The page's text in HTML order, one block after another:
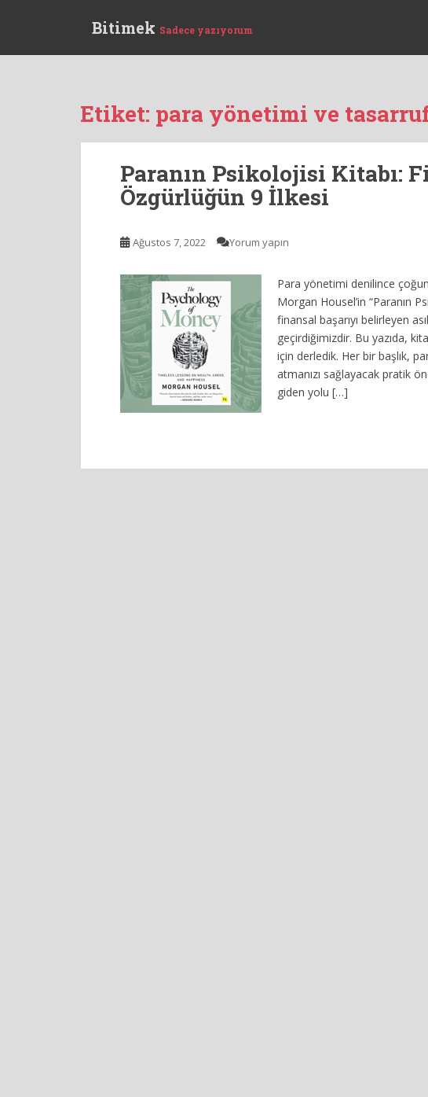
Bitimek Sadece yazıyorum
Etiket: para yönetimi ve
Paranın Psikolojisi Kitabı:
Özgürlüğün 9 İlkesi
Ağustos 7, 2022 Yorum yapın
Para yönetimi denilince
Morgan Housel’in “Paranın
finansal başarıyı belirleyen
geçirdiğimizdir. Bu yazıda,
için derledik. Her bir başlık,
atmanızı sağlayacak pratik
giden yolu […]